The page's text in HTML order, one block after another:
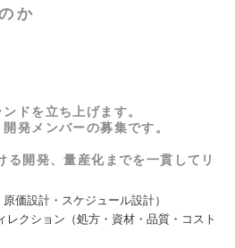
か
ドを立ち上げます。
発メンバーの募集です。
る開発、量産化までを一貫してリ
価設計・スケジュール設計）
レクション（処方・資材・品質・コスト